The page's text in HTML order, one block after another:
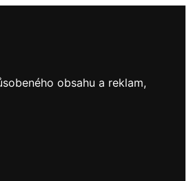
obsahu a reklam,